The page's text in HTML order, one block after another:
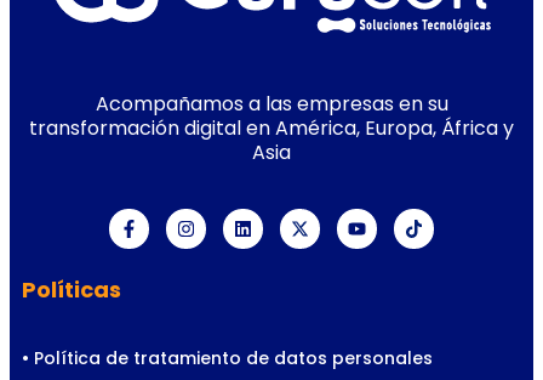
Acompañamos a las empresas en su
transformación digital en América, Europa, África y
Asia
Políticas
• Política de tratamiento de datos personales